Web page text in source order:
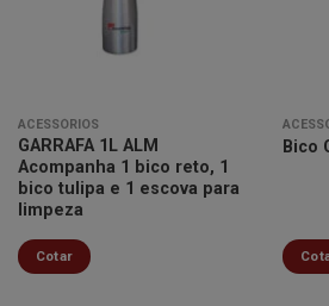
ACESSÓRIOS
GARRAFA 1L ALM
Acompanha 1 bico reto, 1
bico tulipa e 1 escova para
limpeza
Cotar
Bico